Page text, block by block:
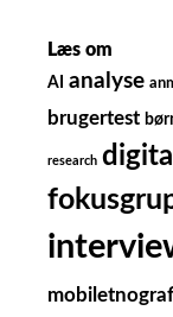
Læs om
AI analyse
brugertest
research